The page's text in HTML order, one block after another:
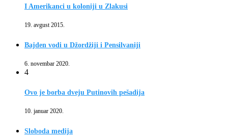
I Amerikanci u koloniji u Zlakusi
19. avgust 2015.
Bajden vodi u Džordžiji i Pensilvaniji
6. novembar 2020.
4
Ovo je borba dveju Putinovih pešadija
10. januar 2020.
Sloboda medija